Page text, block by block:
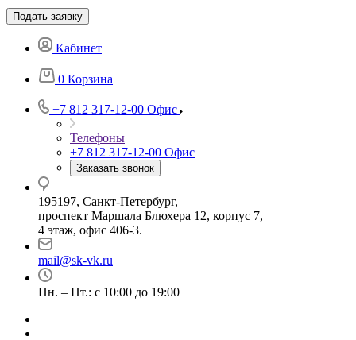
Подать заявку
Кабинет
0 Корзина
+7 812 317-12-00 Офис
Телефоны
+7 812 317-12-00 Офис
Заказать звонок
195197, Санкт-Петербург,
проспект Маршала Блюхера 12, корпус 7,
4 этаж, офис 406-3.
mail@sk-vk.ru
Пн. – Пт.: с 10:00 до 19:00